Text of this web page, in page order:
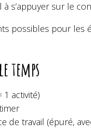
s’appuyer sur le
possibles pour les
temps
activité)
de travail (épuré,